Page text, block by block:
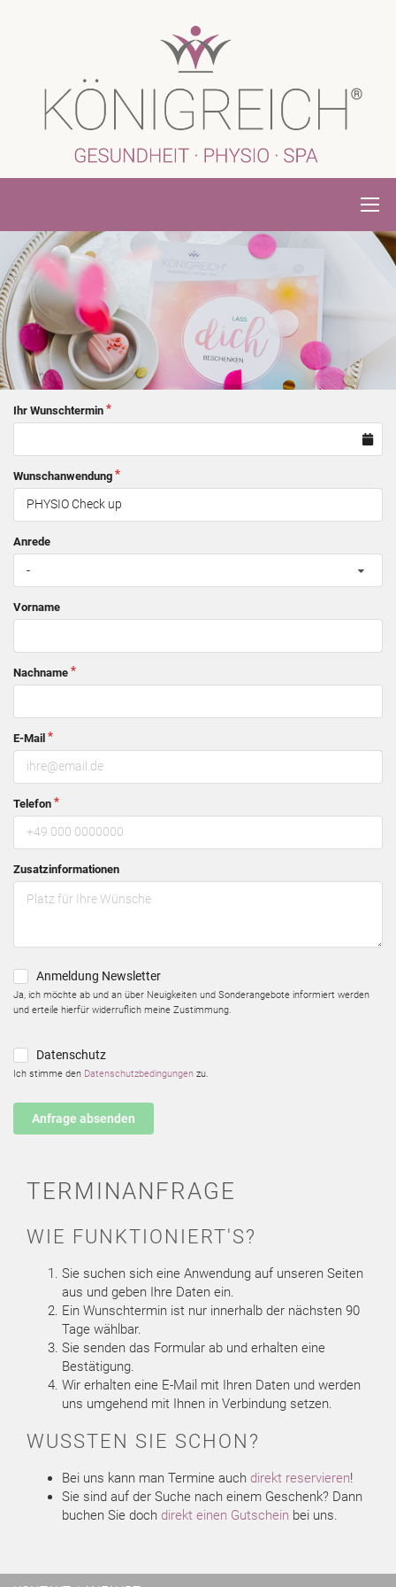
Ihr Wunschtermin
Wunschanwendung
Anrede
-
Vorname
Nachname
E-Mail
Telefon
Zusatzinformationen
Anmeldung Newsletter
Ja, ich möchte ab und an über Neuigkeiten und Sonderangebote informiert werden
und erteile hierfür widerruflich meine Zustimmung.
Datenschutz
Ich stimme den Datenschutzbedingungen zu.
Anfrage absenden
TERMINANFRAGE
WIE FUNKTIONIERT'S?
Sie suchen sich eine Anwendung auf unseren Seiten
aus und geben Ihre Daten ein.
Ein Wunschtermin ist nur innerhalb der nächsten 90
Tage wählbar.
Sie senden das Formular ab und erhalten eine
Bestätigung.
Wir erhalten eine E-Mail mit Ihren Daten und werden
uns umgehend mit Ihnen in Verbindung setzen.
WUSSTEN SIE SCHON?
Bei uns kann man Termine auch direkt reservieren!
Sie sind auf der Suche nach einem Geschenk? Dann
buchen Sie doch direkt einen Gutschein bei uns.